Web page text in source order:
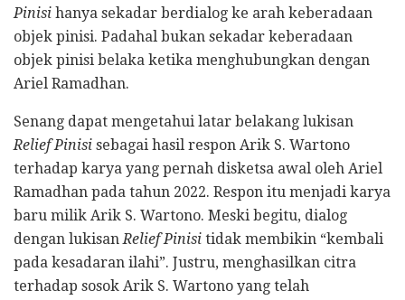
Pinisi hanya sekadar berdialog ke arah keberadaan
objek pinisi. Padahal bukan sekadar keberadaan
objek pinisi belaka ketika menghubungkan dengan
Ariel Ramadhan.
Senang dapat mengetahui latar belakang lukisan
Relief Pinisi sebagai hasil respon Arik S. Wartono
terhadap karya yang pernah disketsa awal oleh Ariel
Ramadhan pada tahun 2022. Respon itu menjadi karya
baru milik Arik S. Wartono. Meski begitu, dialog
dengan lukisanRelief Pinisi tidak membikin “kembali
pada kesadaran ilahi”. Justru, menghasilkan citra
terhadap sosok Arik S. Wartono yang telah